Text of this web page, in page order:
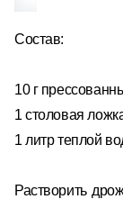
Состав:
10 г
1 столовая
1 литр теплой
Растворить